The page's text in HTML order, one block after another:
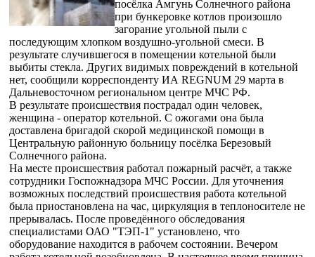
посёлка Амгунь Солнечного района
при бункеровке котлов произошло
загорание угольной пыли с
последующим хлопком воздушно-угольной смеси. В
результате случившегося в помещении котельной были
выбиты стекла. Других видимых повреждений в котельной
нет, сообщили корреспонденту ИА REGNUM 29 марта в
Дальневосточном региональном центре МЧС РФ.
В результате происшествия пострадал один человек,
женщина - оператор котельной. С ожогами она была
доставлена бригадой скорой медицинской помощи в
Центральную районную больницу посёлка Березовый
Солнечного района.
На месте происшествия работал пожарный расчёт, а также
сотрудники Госпожнадзора МЧС России. Для уточнения
возможных последствий происшествия работа котельной
была приостановлена на час, циркуляция в теплоносителе не
прерывалась. После проведённого обследования
специалистами ОАО "ТЭП-1" установлено, что
оборудование находится в рабочем состоянии. Вечером